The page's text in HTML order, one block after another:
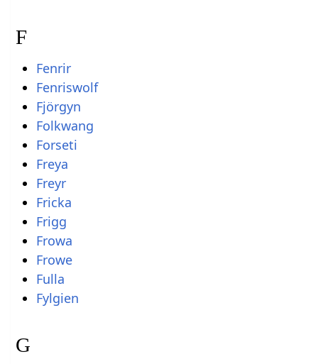
F
Fenrir
Fenriswolf
Fjörgyn
Folkwang
Forseti
Freya
Freyr
Fricka
Frigg
Frowa
Frowe
Fulla
Fylgien
G